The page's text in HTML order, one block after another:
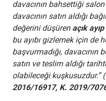
davacının bahsettiği
davacının satın aldığı
değerini düşüren açık ayıp
bu ayıbı gizlemek için de
başvurmadığı, davacının
satın ve teslim aldığı
olabileceği kuşkusuzdur.” (
2016/16917, K. 2019/